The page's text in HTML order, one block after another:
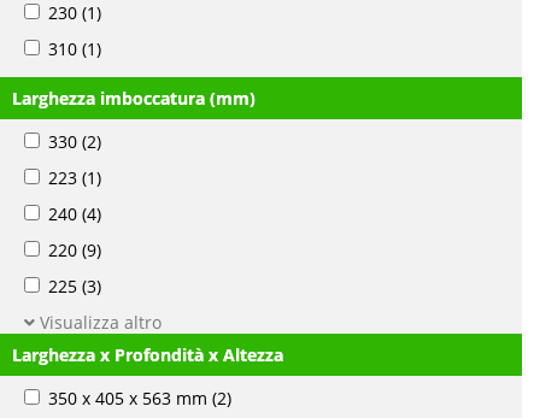
230 (1)
310 (1)
Larghezza imboccatura (mm)
330 (2)
223 (1)
240 (4)
220 (9)
225 (3)
Visualizza altro
Larghezza x Profondità x Altezza
350 x 405 x 563 mm (2)